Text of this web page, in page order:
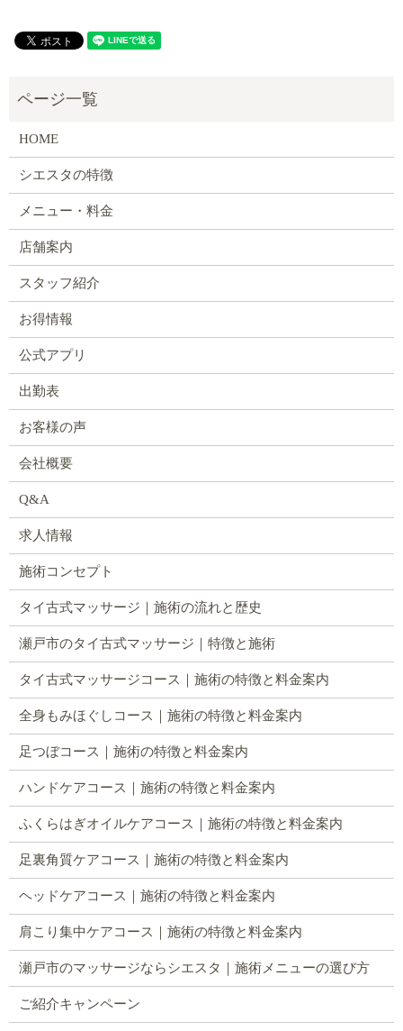
HOME
シエスタの特徴
メニュー・料金
店舗案内
スタッフ紹介
お得情報
公式アプリ
出勤表
お客様の声
会社概要
Q&A
求人情報
施術コンセプト
タイ古式マッサージ｜施術の流れと歴史
瀬戸市のタイ古式マッサージ｜特徴と施術
タイ古式マッサージコース｜施術の特徴と料金案内
全身もみほぐしコース｜施術の特徴と料金案内
足つぼコース｜施術の特徴と料金案内
ハンドケアコース｜施術の特徴と料金案内
ふくらはぎオイルケアコース｜施術の特徴と料金案内
足裏角質ケアコース｜施術の特徴と料金案内
ヘッドケアコース｜施術の特徴と料金案内
肩こり集中ケアコース｜施術の特徴と料金案内
瀬戸市のマッサージならシエスタ｜施術メニューの選び方
ご紹介キャンペーン